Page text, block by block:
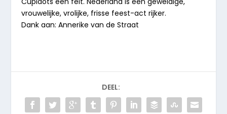
vrouwelijke, vrolijke, frisse feest-act rijker.
Dank aan: Annerike van de Straat
DEEL: